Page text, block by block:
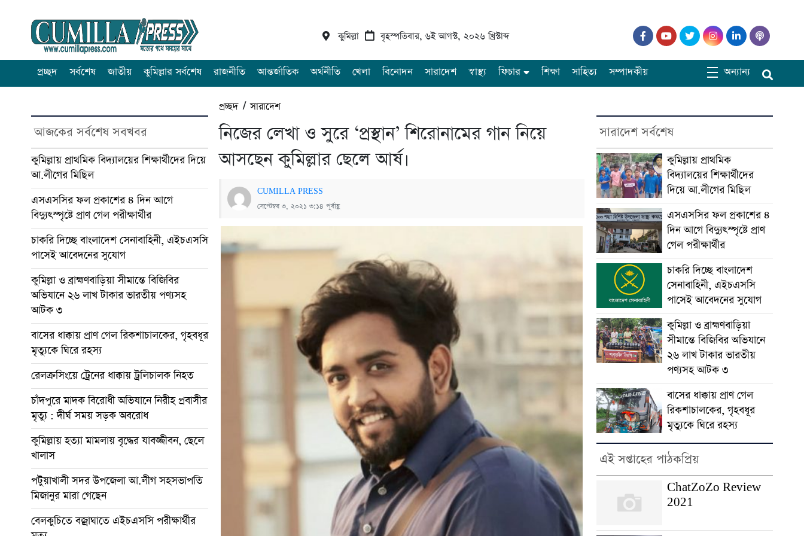
কুমিল্লা বৃহস্পতিবার, ৬ই আগস্ট, ২০২৬ খ্রিস্টাব্দ
প্রচ্ছদ সর্বশেষ জাতীয় কুমিল্লার সর্বশেষ রাজনীতি আন্তর্জাতিক অর্থনীতি খেলা বিনোদন সারাদেশ স্বাস্থ্য ফিচার শিক্ষা সাহিত্য সম্পাদকীয় অন্যান্য
আজকের সর্বশেষ সবখবর
কুমিল্লায় প্রাথমিক বিদ্যালয়ের শিক্ষার্থীদের দিয়ে
আ.লীগের মিছিল
এসএসসির ফল প্রকাশের ৪ দিন আগে
বিদ্যুৎস্পৃষ্টে প্রাণ গেল পরীক্ষার্থীর
চাকরি দিচ্ছে বাংলাদেশ সেনাবাহিনী, এইচএসসি
পাসেই আবেদনের সুযোগ
কুমিল্লা ও ব্রাহ্মণবাড়িয়া সীমান্তে বিজিবির
অভিযানে ২৬ লাখ টাকার ভারতীয় পণ্যসহ
আটক ৩
বাসের ধাক্কায় প্রাণ গেল রিকশাচালকের, গৃহবধূর
মৃত্যুকে ঘিরে রহস্য
রেলক্রসিংয়ে ট্রেনের ধাক্কায় ট্রলিচালক নিহত
চাঁদপুরে মাদক বিরোধী অভিযানে নিরীহ প্রবাসীর
মৃত্যু : দীর্ঘ সময় সড়ক অবরোধ
কুমিল্লায় হত্যা মামলায় বৃদ্ধের যাবজ্জীবন, ছেলে
খালাস
পটুয়াখালী সদর উপজেলা আ.লীগ সহসভাপতি
মিজানুর মারা গেছেন
বেলকুচিতে বজ্রাঘাতে এইচএসসি পরীক্ষার্থীর
প্রচ্ছদ/সারাদেশ
নিজের লেখা ও সুরে ‘প্রস্থান’ শিরোনামের গান নিয়ে
আসছেন কুমিল্লার ছেলে আর্ষ।
CUMILLA PRESS
সেপ্টেম্বর ৩, ২০২১ ৩:১৪ পূর্বাহ্ণ
সারাদেশ সর্বশেষ
কুমিল্লায় প্রাথমিক
বিদ্যালয়ের শিক্ষার্থীদের
দিয়ে আ.লীগের মিছিল
এসএসসির ফল প্রকাশের ৪
দিন আগে বিদ্যুৎস্পৃষ্টে প্রাণ
গেল পরীক্ষার্থীর
চাকরি দিচ্ছে বাংলাদেশ
সেনাবাহিনী, এইচএসসি
পাসেই আবেদনের সুযোগ
কুমিল্লা ও ব্রাহ্মণবাড়িয়া
সীমান্তে বিজিবির অভিযানে
২৬ লাখ টাকার ভারতীয়
পণ্যসহ আটক ৩
বাসের ধাক্কায় প্রাণ গেল
রিকশাচালকের, গৃহবধূর
মৃত্যুকে ঘিরে রহস্য
এই সপ্তাহের পাঠকপ্রিয়
ChatZoZo Review
2021